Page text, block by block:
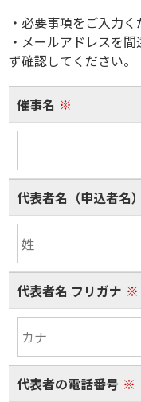
・必要事項をご入力
・メールアドレスを
ず確認してください。
催事名 ※
代表者名（申込者名）
代表者名 フリガナ ※
代表者の電話番号 ※